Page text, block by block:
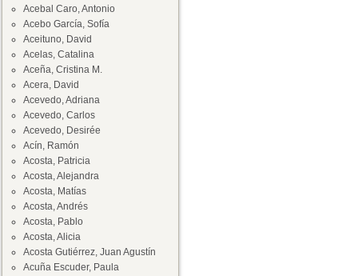
Acebal Caro, Antonio
Acebo García, Sofía
Aceituno, David
Acelas, Catalina
Aceña, Cristina M.
Acera, David
Acevedo, Adriana
Acevedo, Carlos
Acevedo, Desirée
Acín, Ramón
Acosta, Patricia
Acosta, Alejandra
Acosta, Matías
Acosta, Andrés
Acosta, Pablo
Acosta, Alicia
Acosta Gutiérrez, Juan Agustín
Acuña Escuder, Paula